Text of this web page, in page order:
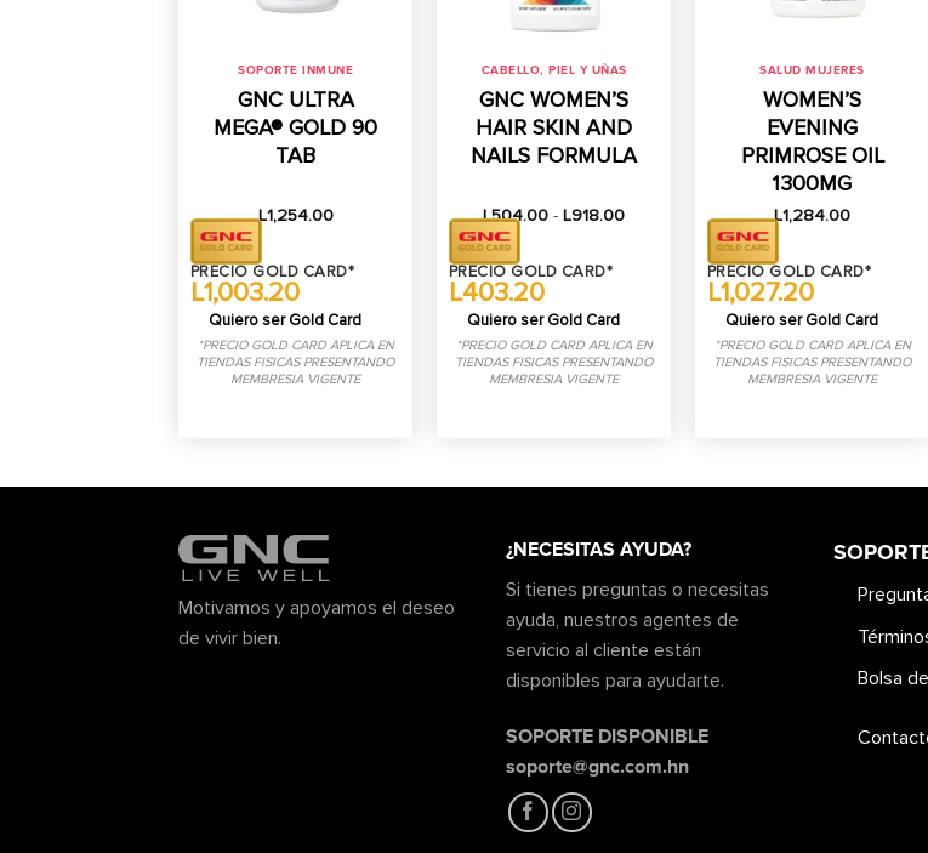
SOPORTE INMUNE
GNC ULTRA
MEGA® GOLD 90
TAB
L1,254.00
PRECIO GOLD CARD*
L1,003.20
Quiero ser Gold Card
*PRECIO GOLD CARD APLICA EN
TIENDAS FISICAS PRESENTANDO
MEMBRESIA VIGENTE
CABELLO, PIEL Y UÑAS
GNC WOMEN’S
HAIR SKIN AND
NAILS FORMULA
L504.00 - L918.00Rango
PRECIO GOLD CARD*
L403.20
Quiero ser Gold Card
*PRECIO GOLD CARD APLICA EN
TIENDAS FISICAS PRESENTANDO
MEMBRESIA VIGENTE
SALUD MUJERES
WOMEN’S
EVENING
PRIMROSE OIL
1300MG
L1,284.00
PRECIO GOLD CARD*
L1,027.20
Quiero ser Gold Card
*PRECIO GOLD CARD APLICA EN
TIENDAS FISICAS PRESENTANDO
MEMBRESIA VIGENTE
Motivamos y apoyamos el deseo
de vivir bien.
¿NECESITAS AYUDA?
Si tienes preguntas o necesitas
ayuda, nuestros agentes de
servicio al cliente están
disponibles para ayudarte.
SOPORTE DISPONIBLE
soporte@gnc.com.hn
Bolsa